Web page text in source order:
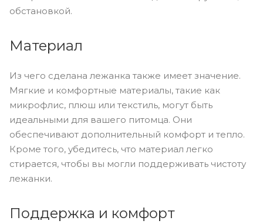
обстановкой.
Материал
Из чего сделана лежанка также имеет значение.
Мягкие и комфортные материалы, такие как
микрофлис, плюш или текстиль, могут быть
идеальными для вашего питомца. Они
обеспечивают дополнительный комфорт и тепло.
Кроме того, убедитесь, что материал легко
стирается, чтобы вы могли поддерживать чистоту
лежанки.
Поддержка и комфорт